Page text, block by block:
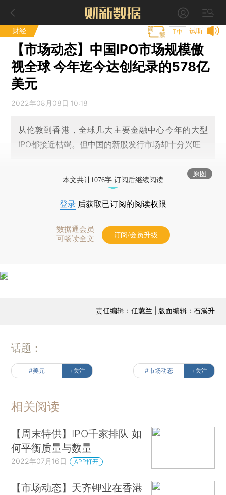
财经 试听
T中
【市场动态】中国IPO市场规模傲
视全球 今年迄今达创纪录的578亿
美元
2022年08月08日 10:18
从伦敦到香港，全球几大主要金融中心今年的大型
IPO都接近枯竭。但中国的新股发行市场却十分兴旺
原图
本文共计1076字 订阅后继续阅读
登录 后获取已订阅的阅读权限
数据通会员
可畅读全文
订阅/会员升级
责任编辑：任蕙兰 | 版面编辑：石溪升
话题：
#美元 +关注 #市场动态 +关注
相关阅读
【周末特供】IPO千家排队 如
何平衡质量与数量
2022年07月16日 APP打开
【市场动态】天齐锂业在香港